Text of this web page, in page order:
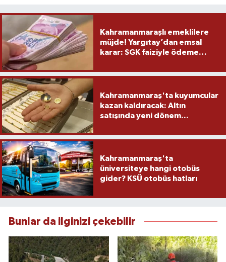
Kahramanmaraşlı emeklilere
müjde! Yargıtay’dan emsal
karar: SGK faiziyle ödeme
Kahramanmaraş'ta kuyumcular
kazan kaldıracak: Altın
satışında yeni dönem...
Kahramanmaraş'ta
üniversiteye hangi otobüs
gider? KSÜ otobüs hatları
Bunlar da ilginizi çekebilir